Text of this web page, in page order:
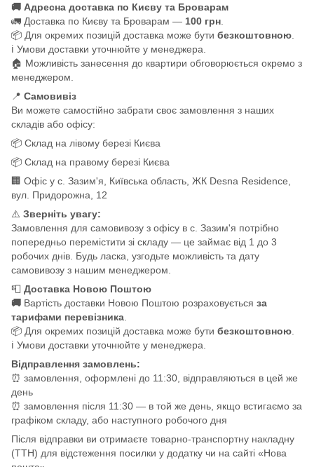
🚚 Адресна доставка по Києву та Броварам
🚛 Доставка по Києву та Броварам — 100 грн
📦 Для окремих позицій доставка може бути безкоштовною
ℹ️ Умови доставки уточнюйте у менеджера.
🏠 Можливість занесення до квартири обговорюється окремо з
менеджером.
📍 Самовивіз
Ви можете самостійно забрати своє замовлення з наших
складів або офісу:
📦 Склад на лівому березі Києва
📦 Склад на правому березі Києва
🏢 Офіс у с. Зазим'я, Київська область, ЖК Desna Residence,
вул. Придорожна, 12
⚠️ Зверніть увагу:
Замовлення для самовивозу з офісу в с. Зазим'я потрібно
попередньо перемістити зі складу — це займає від 1 до 3
робочих днів. Будь ласка, узгодьте можливість та дату
самовивозу з нашим менеджером.
📮 Доставка Новою Поштою
🚚 Вартість доставки Новою Поштою розраховується за
тарифами перевізника
📦 Для окремих позицій доставка може бути безкоштовною
ℹ️ Умови доставки уточнюйте у менеджера.
Відправлення замовлень:
⏰ замовлення, оформлені до 11:30, відправляються в цей же
день
⏰ замовлення після 11:30 — в той же день, якщо встигаємо за
графіком складу, або наступного робочого дня
Після відправки ви отримаєте товарно-транспортну накладну
(ТТН) для відстеження посилки у додатку чи на сайті «Нова